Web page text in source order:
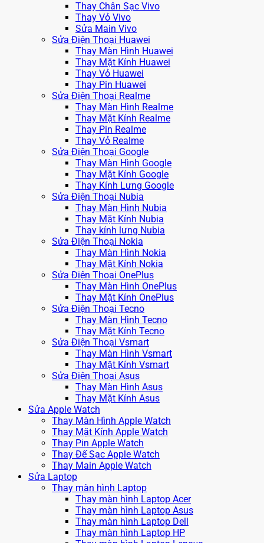
Thay Chân Sạc Vivo
Thay Vỏ Vivo
Sửa Main Vivo
Sửa Điện Thoại Huawei
Thay Màn Hình Huawei
Thay Mặt Kính Huawei
Thay Vỏ Huawei
Thay Pin Huawei
Sửa Điện Thoại Realme
Thay Màn Hình Realme
Thay Mặt Kính Realme
Thay Pin Realme
Thay Vỏ Realme
Sửa Điện Thoại Google
Thay Màn Hình Google
Thay Mặt Kính Google
Thay Kính Lưng Google
Sửa Điện Thoại Nubia
Thay Màn Hình Nubia
Thay Mặt Kính Nubia
Thay kính lưng Nubia
Sửa Điện Thoại Nokia
Thay Màn Hình Nokia
Thay Mặt Kính Nokia
Sửa Điện Thoại OnePlus
Thay Màn Hình OnePlus
Thay Mặt Kính OnePlus
Sửa Điện Thoại Tecno
Thay Màn Hình Tecno
Thay Mặt Kính Tecno
Sửa Điện Thoại Vsmart
Thay Màn Hình Vsmart
Thay Mặt Kính Vsmart
Sửa Điện Thoại Asus
Thay Màn Hình Asus
Thay Mặt Kính Asus
Sửa Apple Watch
Thay Màn Hình Apple Watch
Thay Mặt Kính Apple Watch
Thay Pin Apple Watch
Thay Đế Sạc Apple Watch
Thay Main Apple Watch
Sửa Laptop
Thay màn hình Laptop
Thay màn hình Laptop Acer
Thay màn hình Laptop Asus
Thay màn hình Laptop Dell
Thay màn hình Laptop HP